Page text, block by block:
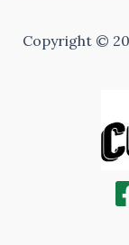
Copyright ©